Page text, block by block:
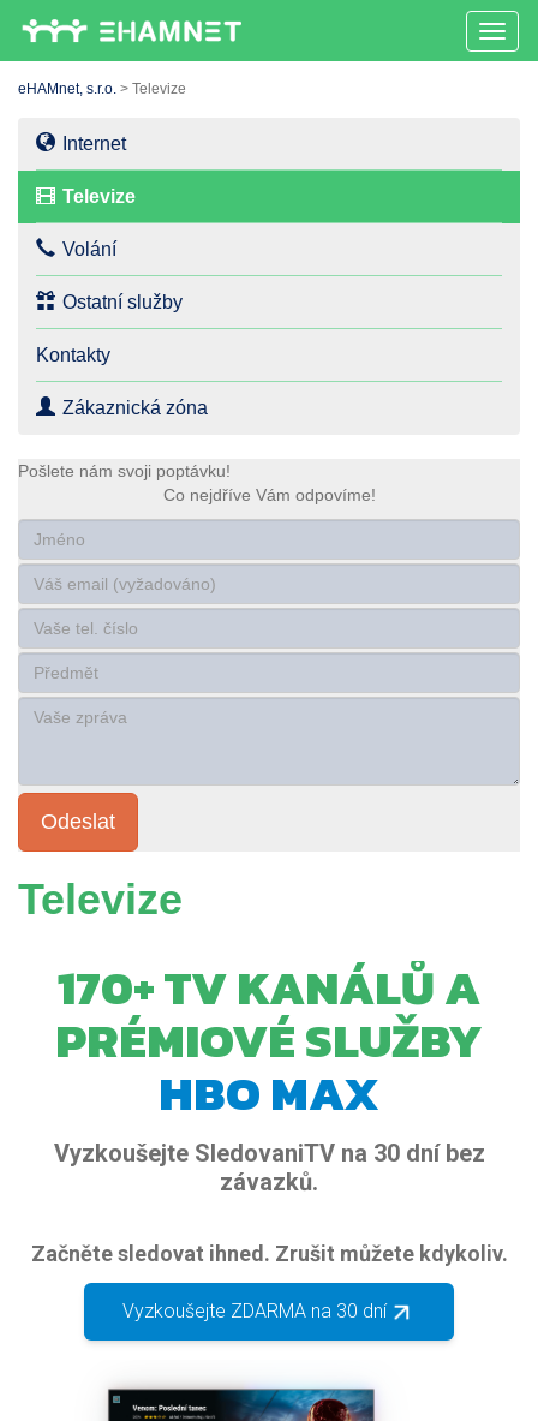
eHAMnet, s.r.o. > Televize
Internet
Televize
Volání
Ostatní služby
Kontakty
Zákaznická zóna
Pošlete nám svoji poptávku!
Co nejdříve Vám odpovíme!
Televize
170+ TV KANÁLŮ A
PRÉMIOVÉ SLUŽBY
HBO MAX
Vyzkoušejte SledovaniTV na 30 dní bez
závazků.
Začněte sledovat ihned. Zrušit můžete kdykoliv.
Vyzkoušejte ZDARMA na 30 dní